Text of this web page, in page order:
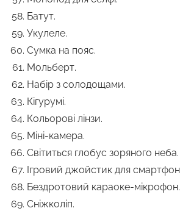
Батут.
Укулеле.
Сумка на пояс.
Мольберт.
Набір з солодощами.
Кігурумі.
Кольорові лінзи.
Міні-камера.
Світиться глобус зоряного неба.
Ігровий джойстик для
Бездротовий караоке-мікрофон.
Сніжколіп.